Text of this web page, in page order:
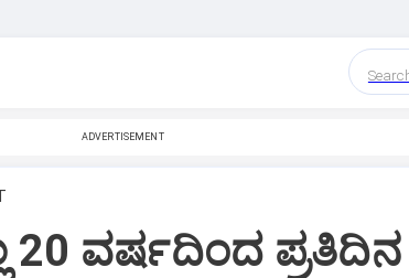
ADVERTISEMENT
20 ವರ್ಷದಿಂದ ಪ್ರತಿದಿನ